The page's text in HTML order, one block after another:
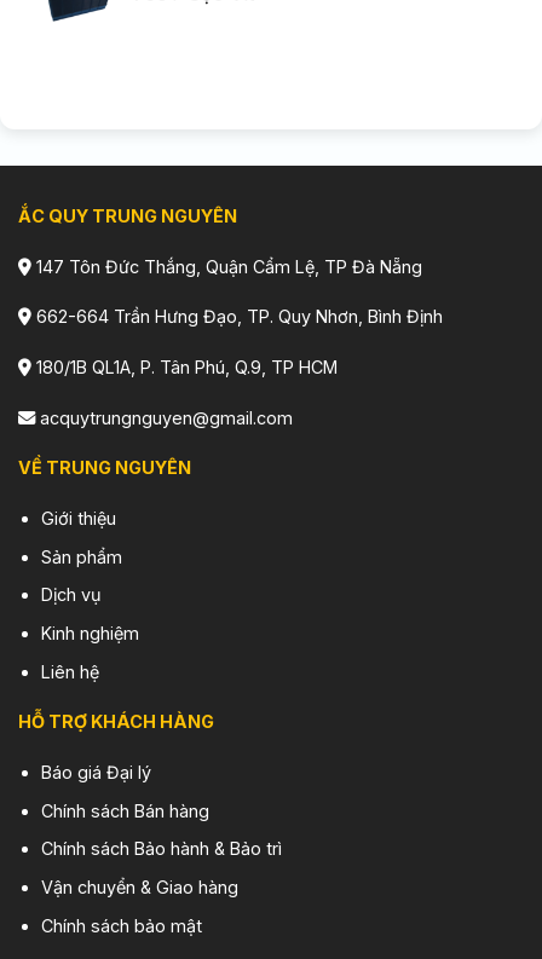
ẮC QUY TRUNG NGUYÊN
147 Tôn Đức Thắng, Quận Cẩm Lệ, TP Đà Nẵng
662-664 Trần Hưng Đạo, TP. Quy Nhơn, Bình Định
180/1B QL1A, P. Tân Phú, Q.9, TP HCM
acquytrungnguyen@gmail.com
VỀ TRUNG NGUYÊN
Giới thiệu
Sản phẩm
Dịch vụ
Kinh nghiệm
Liên hệ
HỖ TRỢ KHÁCH HÀNG
Báo giá Đại lý
Chính sách Bán hàng
Chính sách Bảo hành & Bảo trì
Vận chuyển & Giao hàng
Chính sách bảo mật